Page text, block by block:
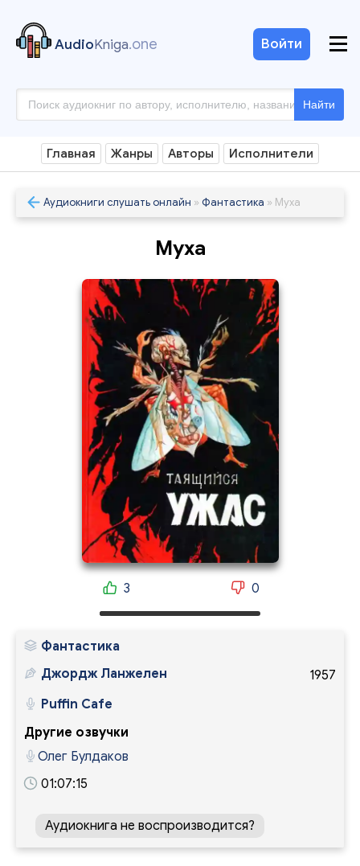
AudioKniga.one
Найти
Войти
Главная Жанры Авторы Исполнители
Аудиокниги слушать онлайн » Фантастика » Муха
Муха
3 0
Фантастика
1957
Джордж Ланжелен
Puffin Cafe
Другие озвучки
Олег Булдаков
01:07:15
Аудиокнига не воспроизводится?